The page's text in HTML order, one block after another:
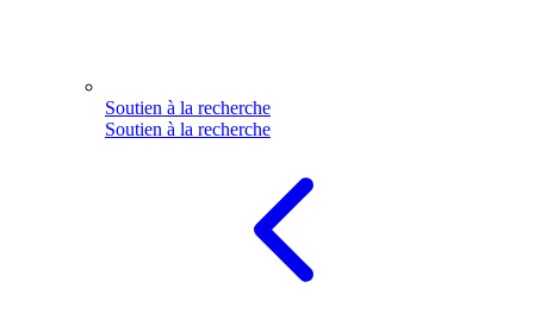
Soutien à la recherche
Soutien à la recherche